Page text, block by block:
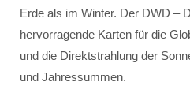
Erde als im Winter. Der DWD –
hervorragende Karten für die
und die Direktstrahlung der
und Jahressummen.